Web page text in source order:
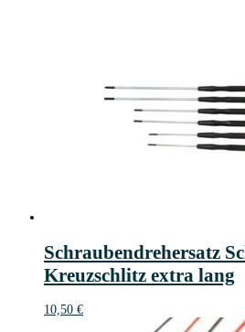
Schraubendrehersatz
Kreuzschlitz extra lang
10,50 €